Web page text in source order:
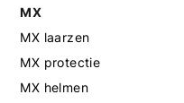
MX
MX laarzen
MX protectie
MX helmen